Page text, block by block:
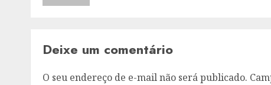
Deixe um comentário
O seu endereço de e-mail não será publicado.